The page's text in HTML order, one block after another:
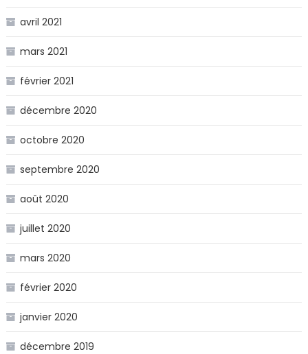
avril 2021
mars 2021
février 2021
décembre 2020
octobre 2020
septembre 2020
août 2020
juillet 2020
mars 2020
février 2020
janvier 2020
décembre 2019